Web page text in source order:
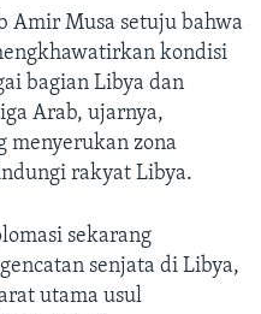
Amir Musa setuju bahwa
kondisi
bagian Libya dan
Arab, ujarnya,
menyerukan zona
rakyat Libya.
sekarang
senjata di Libya,
utama usul